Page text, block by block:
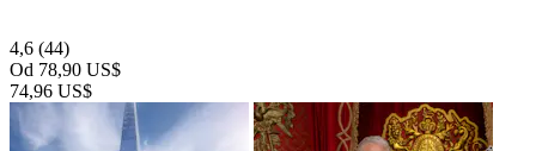
4,6 (44)
Od 78,90 US$
74,96 US$